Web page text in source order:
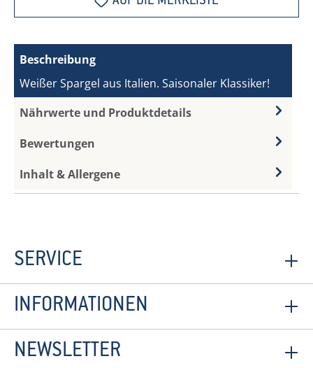
Beschreibung
Weißer Spargel aus Italien. Saisonaler Klassiker!
Nährwerte und Produktdetails
Bewertungen
Inhalt & Allergene
SERVICE
INFORMATIONEN
NEWSLETTER